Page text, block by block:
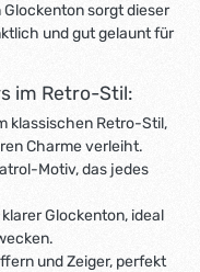
sorgt dieser
und gut gelaunt für
im Retro-Stil:
klassischen Retro-Stil,
Charme verleiht.
Motiv, das jedes
Glockenton, ideal
und Zeiger, perfekt